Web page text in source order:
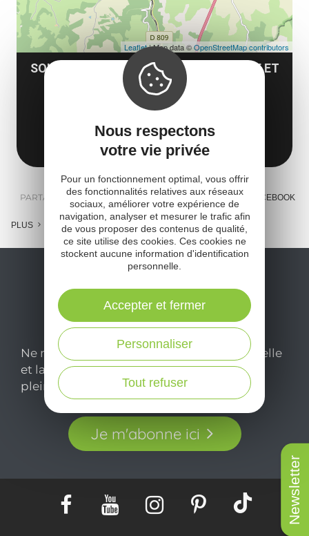
Newsletter
SOLÈNE JUNIQUE - ACCOMPAGNATRICE ET
MÉDIATRICE ART ET ENERGIE
12150 Sévérac d'Aveyron
Obtenir l'itinéraire
Leaflet| Map data ©OpenStreetMap contributors
PARTAGER : E-MAIL MESSENGER FACEBOOK
PLUS
Ne manquez pas notre newsletter mensuelle
et laissez-vous inspirer pour profiter
pleinement de votre séjour en Aveyron.
Je m'abonne ici
Nous respectons
votre vie privée
Pour un fonctionnement optimal, vous offrir
des fonctionnalités relatives aux réseaux
sociaux, améliorer votre expérience de
navigation, analyser et mesurer le trafic afin
de vous proposer des contenus de qualité,
ce site utilise des cookies. Ces cookies ne
stockent aucune information d'identification
personnelle.
Tout refuser
Personnaliser
Accepter et fermer